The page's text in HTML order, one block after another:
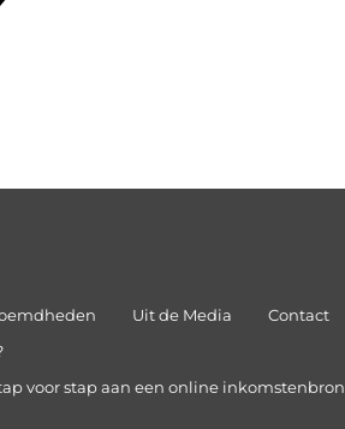
Uit de Media Contact
voor stap aan een online inkomstenbron